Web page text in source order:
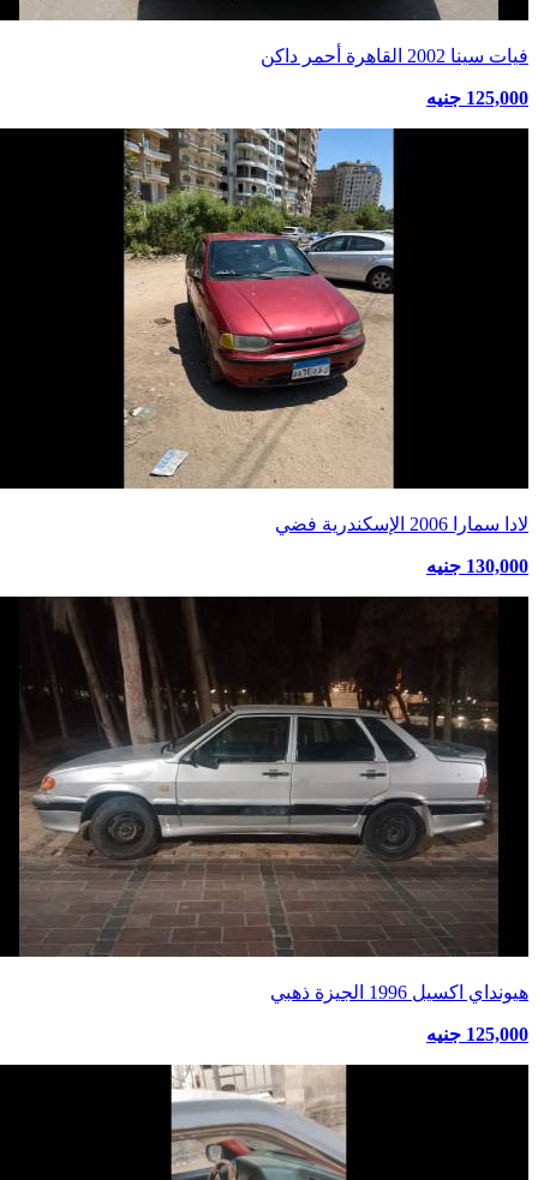
فيات سينا 2002 القاهرة أحمر داكن
125,000 جنيه
لادا سمارا 2006 الإسكندرية فضي
130,000 جنيه
هيونداي اكسيل 1996 الجيزة ذهبي
125,000 جنيه